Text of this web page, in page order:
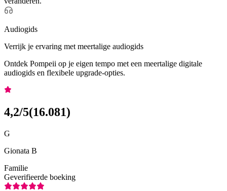
Audiogids
Verrijk je ervaring met meertalige audiogids
Ontdek Pompeii op je eigen tempo met een meertalige digitale
audiogids en flexibele upgrade-opties.
4,2/5(16.081)
G
Gionata B
Familie
Geverifieerde boeking